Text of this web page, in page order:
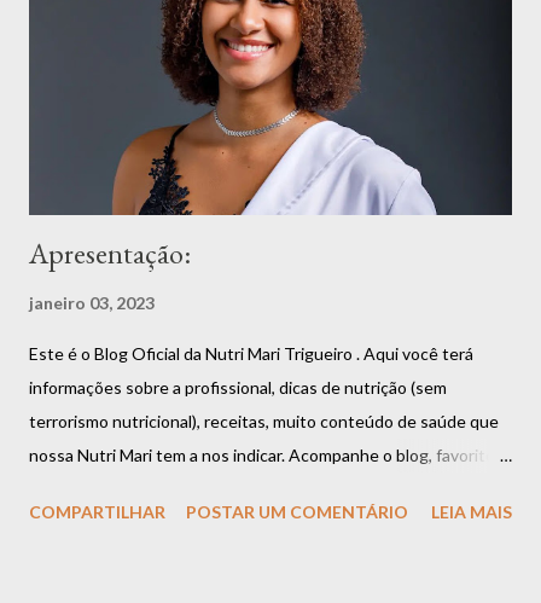
Apresentação:
janeiro 03, 2023
Este é o Blog Oficial da Nutri Mari Trigueiro . Aqui você terá
informações sobre a profissional, dicas de nutrição (sem
terrorismo nutricional), receitas, muito conteúdo de saúde que
nossa Nutri Mari tem a nos indicar. Acompanhe o blog, favorite,
uma boa alimentação é garantia de saúde e longevidade.
COMPARTILHAR POSTAR UM COMENTÁRIO LEIA MAIS